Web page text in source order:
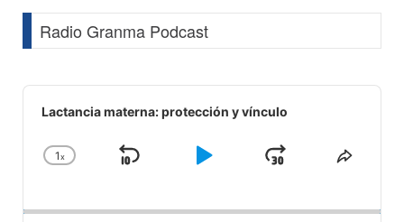
Radio Granma Podcast
Audio
Player
Lactancia materna: protección y vínculo
Change
1x
Skip
Play
JumpShare